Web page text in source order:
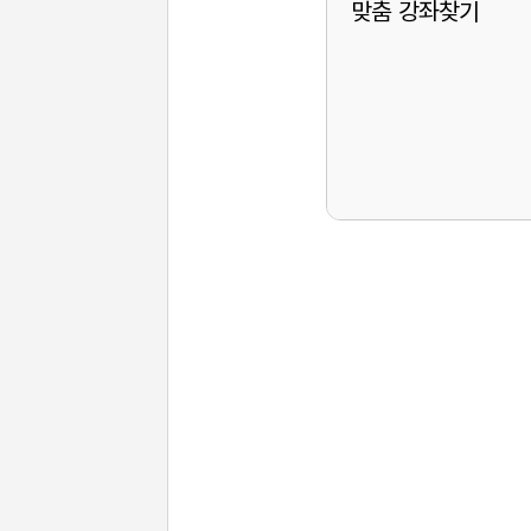
맞춤 강좌찾기